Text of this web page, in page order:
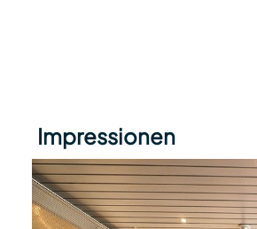
Impressionen